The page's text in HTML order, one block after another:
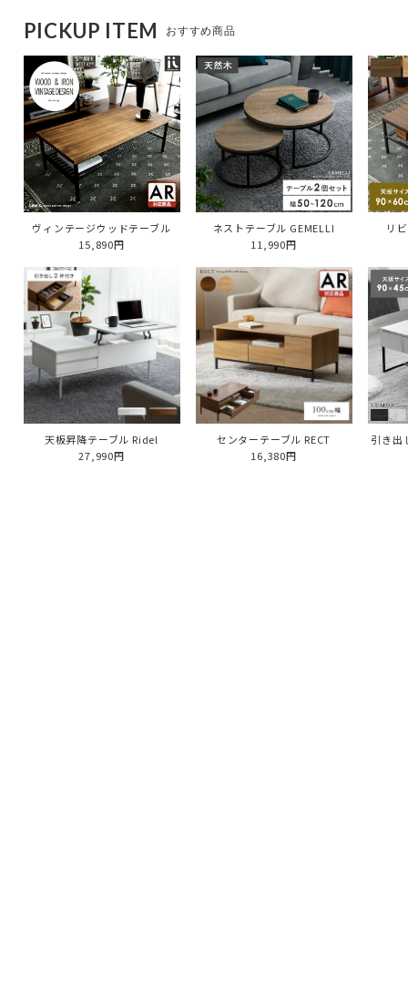
PICKUP ITEM おすすめ商品
ヴィンテージウッドテーブル
15,890円
ネストテーブル GEMELLI
11,990円
リ
天板昇降テーブル Ridel
27,990円
センターテーブル RECT
16,380円
引き出